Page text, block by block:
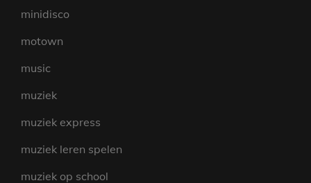
minidisco
motown
music
muziek
muziek express
muziek leren spelen
muziek op school